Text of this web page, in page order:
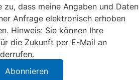
zu, dass meine Angaben und Daten
Anfrage elektronisch erhoben
Hinweis: Sie können Ihre
die Zukunft per E-Mail an
Abonnieren